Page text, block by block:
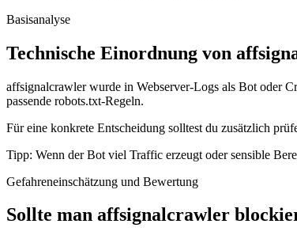
Basisanalyse
Technische Einordnung von
affsignalcrawler wurde in Webserver-Logs als Bot oder
passende robots.txt-Regeln.
Für eine konkrete Entscheidung solltest du zusätzlich
Tipp: Wenn der Bot viel Traffic erzeugt oder sensible
Gefahreneinschätzung und Bewertung
Sollte man affsignalcrawler